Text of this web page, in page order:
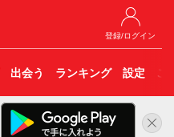
登録/ログイン
出会う ランキング 設定 こ